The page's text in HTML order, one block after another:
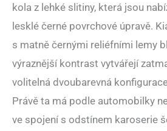
kola z lehké slitiny, která jsou
lesklé černé povrchové úpravě.
s matně černými reliéfními lemy
výraznější kontrast vytvářejí
volitelná dvoubarevná
Právě ta má podle automobilky
ve spojení s odstínem karoserie